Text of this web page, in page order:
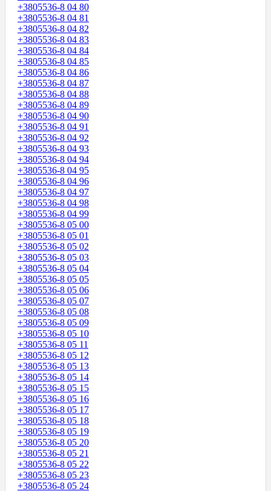
+3805536-8 04 80
+3805536-8 04 81
+3805536-8 04 82
+3805536-8 04 83
+3805536-8 04 84
+3805536-8 04 85
+3805536-8 04 86
+3805536-8 04 87
+3805536-8 04 88
+3805536-8 04 89
+3805536-8 04 90
+3805536-8 04 91
+3805536-8 04 92
+3805536-8 04 93
+3805536-8 04 94
+3805536-8 04 95
+3805536-8 04 96
+3805536-8 04 97
+3805536-8 04 98
+3805536-8 04 99
+3805536-8 05 00
+3805536-8 05 01
+3805536-8 05 02
+3805536-8 05 03
+3805536-8 05 04
+3805536-8 05 05
+3805536-8 05 06
+3805536-8 05 07
+3805536-8 05 08
+3805536-8 05 09
+3805536-8 05 10
+3805536-8 05 11
+3805536-8 05 12
+3805536-8 05 13
+3805536-8 05 14
+3805536-8 05 15
+3805536-8 05 16
+3805536-8 05 17
+3805536-8 05 18
+3805536-8 05 19
+3805536-8 05 20
+3805536-8 05 21
+3805536-8 05 22
+3805536-8 05 23
+3805536-8 05 24